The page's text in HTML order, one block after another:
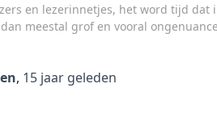
en lezerinnetjes, het word tijd
meestal grof en vooral
, 15 jaargeleden